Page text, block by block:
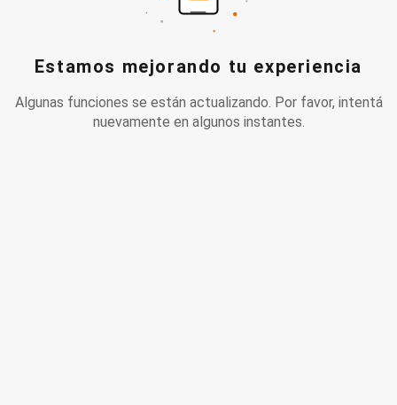
Estamos mejorando tu experiencia
Algunas funciones se están actualizando. Por favor, intentá
nuevamente en algunos instantes.